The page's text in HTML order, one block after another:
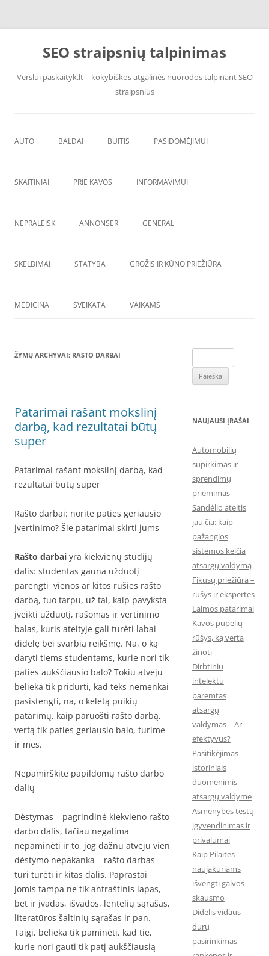
Pereiti
SEO straipsnių talpinimas
Verslui paskaityk.lt – kokybiškos atgalinės nuorodos talpinant SEO
straipsnius
AUTO
PADANGOS
BALDAI BUITIS
ĮRANGA
ŠVAROS PREKĖS
PASIDOMĖJIMUI
SKAITINIAI PRIE KAVOS INFORMAVIMUI
NEPRALEISK ANNONSER GENERAL
SKELBIMAI STATYBA GROŽIS IR KŪNO PRIEŽIŪRA
MEDICINA SVEIKATA VAIKAMS
ŽYMŲ ARCHYVAI: RASTO DARBAI
Patarimai rašant mokslinį
darbą, kad rezultatai būtų
super
Patarimai rašant mokslinį darbą, kad
rezultatai būtų super
Rašto darbai: norite paties geriausio
įvertinimo? Šie patarimai skirti jums
Rašto darbai yra kiekvienų studijų
dalis: studentas gauna užduotį
parengti vienos ar kitos rūšies rašto
darbą, tuo tarpu, už tai, kaip pavyksta
įveikti užduotį, rašomas ir vertinimo
balas, kuris ateityje gali turėti labai
didelę bei svarbią reikšmę. Na, o ką
daryti tiems studentams, kurie nori tik
paties aukščiausio balo? Tokiu atveju
belieka tik pridurti, kad teks nemenkai
pasistengti, na, o keletą puikių
patarimų, kaip paruošti rašto darbą,
vertą tik paties geriausio balo, turime
ir mes.
Nepamirškite papildomų rašto darbo
dalių
Dėstymas – pagrindinė kiekvieno rašto
darbo dalis, tačiau negalima
nepaminėti ir to, jog dažnu atveju vien
dėstymo nepakanka – rašto darbas
turi turėti ir kitas dalis. Paprastai
jomis tampa ne tik antraštinis lapas,
bet ir įvadas, išvados, lentelių sąrašas,
literatūros šaltinių sąrašas ir pan.
Taigi, belieka tik paminėti, kad tie,
kurie nori gauti tik patį aukščiausią
NAUJAUSI ĮRAŠAI
Automobilių
supirkimas ir
sprendimų
priėmimas
Sandėlio ateitis
jau čia: kaip
pažangios
sistemos keičia
atsargų valdymą
Fikusų priežiūra –
rūšys ir ekspertės
Laimos patarimai
Kavos pupelių
rūšys, ką verta
žinoti
Dirbtiniu
intelektu
paremtas
atsargų
valdymas – Ar
efektyvus?
Pasitikėjimas
istoriniais
duomenimis
atsargų valdyme
Asmenybės testų
įgyvendinimas ir
privalumai
Kaip Pilaitės
naujakuriams
išvengti galvos
skausmo
Didelis vidaus
durų
pasirinkimas –